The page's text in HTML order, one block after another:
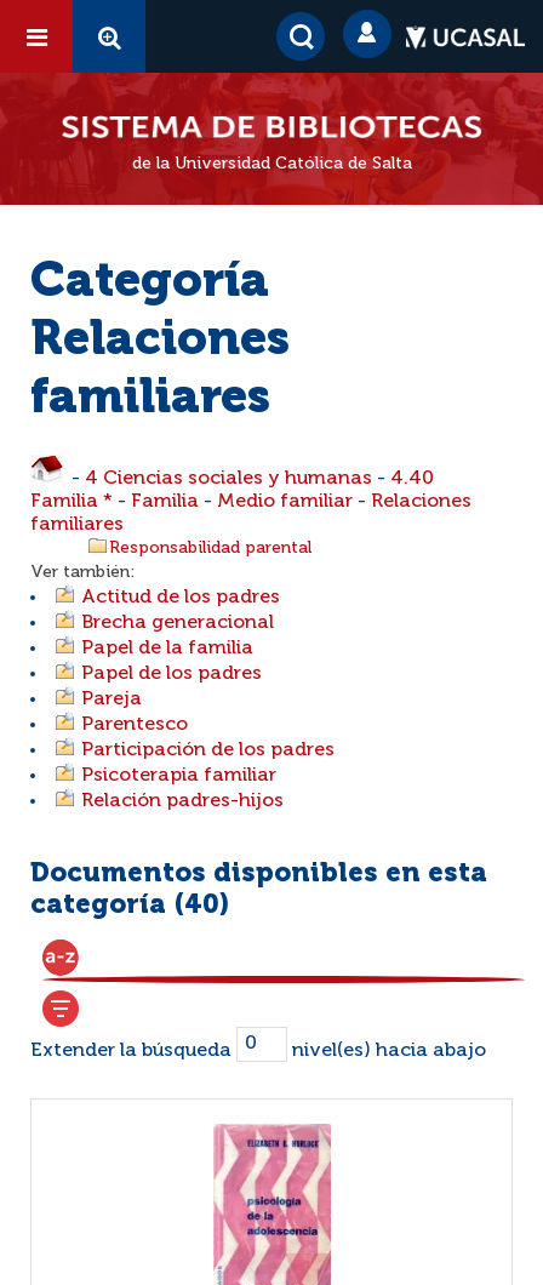
de la Universidad Católica de Salta
Categoría
Relaciones
familiares
- 4 Ciencias sociales y humanas - 4.40
Familia * - Familia - Medio familiar - Relaciones
familiares
Responsabilidad parental
Ver también:
Actitud de los padres
Brecha generacional
Papel de la familia
Papel de los padres
Pareja
Parentesco
Participación de los padres
Psicoterapia familiar
Relación padres-hijos
Documentos disponibles en esta
categoría (40)
Extender la búsqueda nivel(es) hacia abajo